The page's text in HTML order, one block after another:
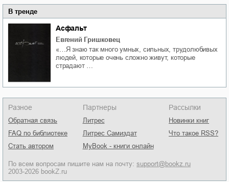
В тренде
Асфальт
Евгений Гришковец
«…Я знаю так много умных, сильных, трудолюбивых
людей, которые очень сложно живут, которые
страдают …
Разное
Обратная связь
FAQ по библиотеке
Стать автором
Партнеры
Литрес
Литрес Самиздат
MyBook - книги онлайн
Рассылки
Новинки книг
Что такое RSS?
По всем вопросам пишите нам на почту: support@bookz.ru
2003-2026 bookZ.ru